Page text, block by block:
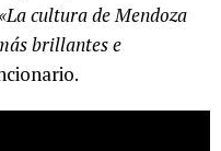
«La cultura de Mendoza
brillantes e